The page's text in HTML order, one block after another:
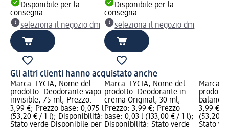
Disponibile per la
consegna
seleziona il negozio dm
Disponibile per la
consegna
seleziona il negozio dm
Gli altri clienti hanno acquistato anche
Marca: LYCIA; Nome del
prodotto: Deodorante vapo
invisible, 75 ml; Prezzo:
3,99 €; Prezzo base: 0,075 l
(53,20 € / 1 l); Disponibilità:
Stato verde Disponibile per
Marca: LYCIA; Nome del
prodotto: Deodorante in
crema Original, 30 ml;
Prezzo: 3,99 €; Prezzo
base: 0,03 l (133,00 € / 1 l);
Disponibilità: Stato verde
Marca:
3,99 €;
(53,20
Stato